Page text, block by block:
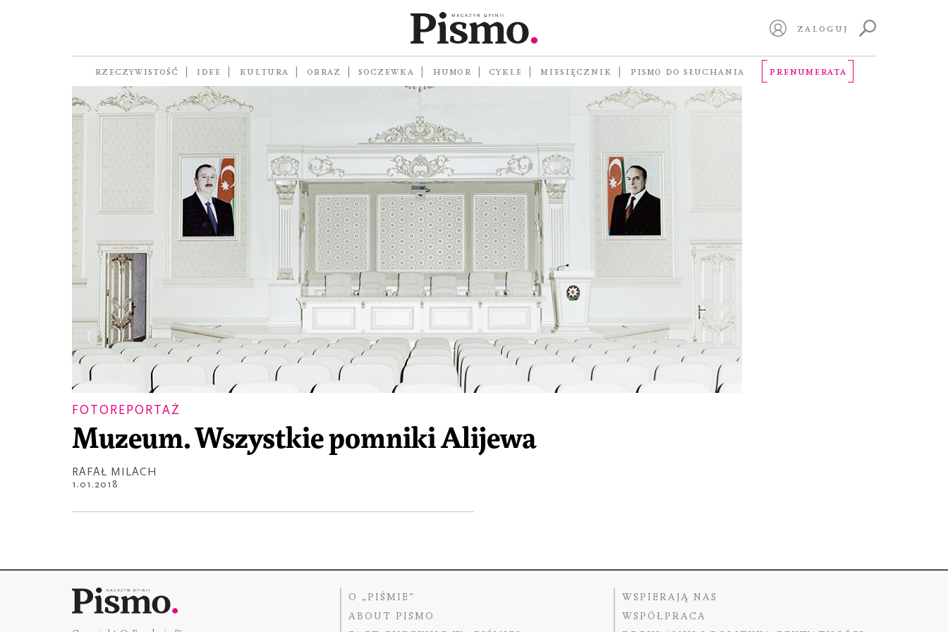
ZALOGUJ
RZECZYWISTOŚĆ IDEE KULTURA OBRAZ SOCZEWKA HUMOR CYKLE MIESIĘCZNIK PISMO DO SŁUCHANIA PRENUMERATA
FOTOREPORTAŻ
Muzeum. Wszystkie pomniki Alijewa
RAFAŁ MILACH
1.01.2018
O „PIŚMIE”
ABOUT PISMO
WSPIERAJĄ NAS
WSPÓŁPRACA